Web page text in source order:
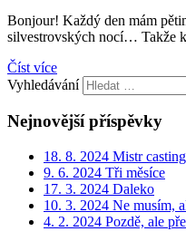
Bonjour! Každý den mám
silvestrovských nocí… Takže
Číst více
Vyhledávání
Nejnovější příspěvky
18. 8. 2024 Mistr
9. 6. 2024 Tři měsíce
17. 3. 2024 Daleko
10. 3. 2024 Ne musím,
4. 2. 2024 Pozdě, ale